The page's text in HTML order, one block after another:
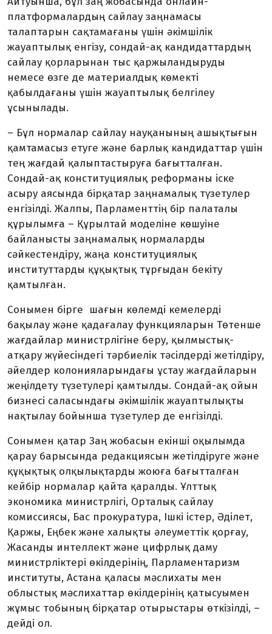
платформалардың сайлау заңнамасы
талаптарын сақтамағаны үшін әкімшілік
жауаптылық енгізу, сондай-ақ кандидаттардың
сайлау қорларынан тыс қаржыландыруды
немесе өзге де материалдық көмекті
қабылдағаны үшін жауаптылық белгілеу
ұсынылады.
– Бұл нормалар сайлау науқанының ашықтығын
қамтамасыз етуге және барлық кандидаттар үшін
тең жағдай қалыптастыруға бағытталған.
Сондай-ақ конституциялық реформаны іске
асыру аясында бірқатар заңнамалық түзетулер
енгізілді. Жалпы, Парламенттің бір палаталы
құрылымға – Құрылтай моделіне көшуіне
байланысты заңнамалық нормаларды
сәйкестендіру, жаңа конституциялық
институттарды құқықтық тұрғыдан бекіту
қамтылған.
Сонымен бірге шағын көлемді кемелерді
бақылау және қадағалау функцияларын Төтенше
жағдайлар министрлігіне беру, қылмыстық-
атқару жүйесіндегі тәрбиелік тәсілдерді жетілдіру,
әйелдер колонияларындағы ұстау жағдайларын
жеңілдету түзетулері қамтылды. Сондай-ақ ойын
бизнесі саласындағы әкімшілік жауаптылықты
нақтылау бойынша түзетулер де енгізілді.
Сонымен қатар Заң жобасын екінші оқылымда
қарау барысында редакциясын жетілдіруге және
құқықтық олқылықтарды жоюға бағытталған
кейбір нормалар қайта қаралды. Ұлттық
экономика министрлігі, Орталық сайлау
комиссиясы, Бас прокуратура, Ішкі істер, Әділет,
Қаржы, Еңбек және халықты әлеуметтік қорғау,
Жасанды интеллект және цифрлық даму
министрліктері өкілдерінің, Парламентаризм
институты, Астана қаласы мәслихаты мен
облыстық мәслихаттар өкілдерінің қатысуымен
жұмыс тобының бірқатар отырыстары өткізілді, –
дейді ол.